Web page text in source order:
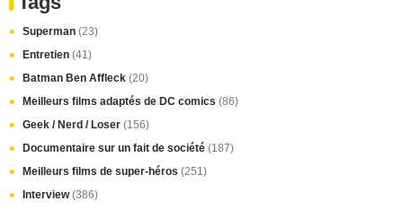
Superman (23)
Entretien (41)
Batman Ben Affleck (20)
Meilleurs films adaptés de DC comics (86)
Geek / Nerd / Loser (156)
Documentaire sur un fait de société (187)
Meilleurs films de super-héros (251)
Interview(386)